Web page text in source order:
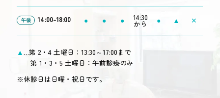
午後 14:00-18:00 ● ● ● 14:30
から ● ▲ ✕
▲ …第 2・4 土曜日：13:30～17:00まで
第 1・3・5 土曜日：午前診療のみ
※休診日は日曜・祝日です。